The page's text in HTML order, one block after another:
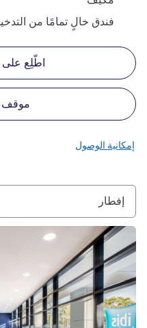
فندق خالٍ تمامًا من
اطّلِع على
موقف
إمكانية الوصول
إفطار
راجع التفاصيل